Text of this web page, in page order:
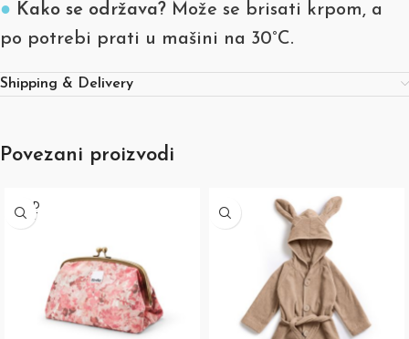
● Kako se održava? Može se brisati krpom, a
po potrebi prati u mašini na 30°C.
Shipping & Delivery
Povezani proizvodi
SOLD
OUT